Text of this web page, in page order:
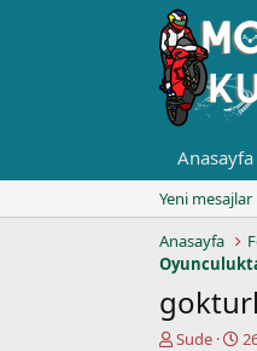
Anasayfa
Yeni mesajlar
Anasayfa
K
Sude
B